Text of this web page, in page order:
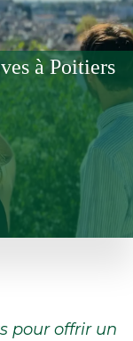
à Poitiers
pour offrir un